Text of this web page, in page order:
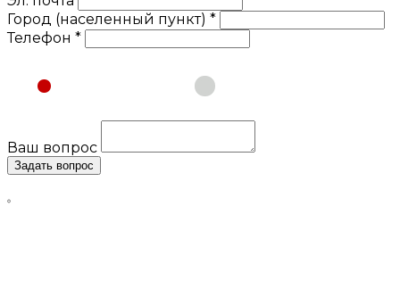
Город (населенный пункт) *
Телефон *
Юридическое лицо
Ваш вопрос
Задать вопрос